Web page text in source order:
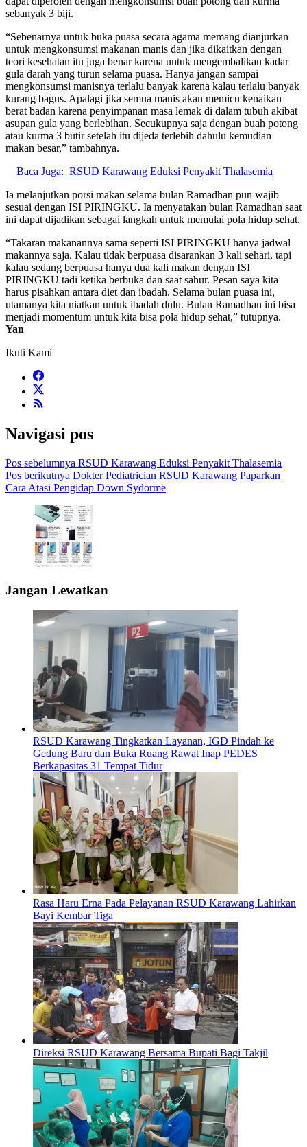
sebanyak 3 biji.
“Sebenarnya untuk buka puasa secara agama memang dianjurkan
untuk mengkonsumsi makanan manis dan jika dikaitkan dengan
teori kesehatan itu juga benar karena untuk mengembalikan kadar
gula darah yang turun selama puasa. Hanya jangan sampai
mengkonsumsi manisnya terlalu banyak karena kalau terlalu banyak
kurang bagus. Apalagi jika semua manis akan memicu kenaikan
berat badan karena penyimpanan masa lemak di dalam tubuh akibat
asupan gula yang berlebihan. Secukupnya saja dengan buah potong
atau kurma 3 butir setelah itu dijeda terlebih dahulu kemudian
makan besar,” tambahnya.
Baca Juga: RSUD Karawang Eduksi Penyakit Thalasemia
Ia melanjutkan porsi makan selama bulan Ramadhan pun wajib
sesuai dengan ISI PIRINGKU. Ia menyatakan bulan Ramadhan saat
ini dapat dijadikan sebagai langkah untuk memulai pola hidup sehat.
“Takaran makanannya sama seperti ISI PIRINGKU hanya jadwal
makannya saja. Kalau tidak berpuasa disarankan 3 kali sehari, tapi
kalau sedang berpuasa hanya dua kali makan dengan ISI
PIRINGKU tadi ketika berbuka dan saat sahur. Pesan saya kita
harus pisahkan antara diet dan ibadah. Selama bulan puasa ini,
utamanya kita niatkan untuk ibadah dulu. Bulan Ramadhan ini bisa
menjadi momentum untuk kita bisa pola hidup sehat,” tutupnya.
Yan
Ikuti Kami
Navigasi pos
Pos sebelumnya RSUD Karawang Eduksi Penyakit Thalasemia
Pos berikutnya Dokter Pediatrician RSUD Karawang Paparkan
Cara Atasi Pengidap Down Sydorme
Jangan Lewatkan
RSUD Karawang Tingkatkan Layanan, IGD Pindah ke
Gedung Baru dan Buka Ruang Rawat Inap PEDES
Berkapasitas 31 Tempat Tidur
Rasa Haru Erna Pada Pelayanan RSUD Karawang Lahirkan
Bayi Kembar Tiga
Direksi RSUD Karawang Bersama Bupati Bagi Takjil